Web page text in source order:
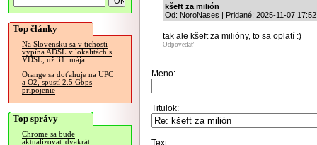
Top články
Na Slovensku sa v tichosti
vypína ADSL v lokalitách s
VDSL, už 31. mája
Orange sa doťahuje na UPC
a O2, spustí 2.5 Gbps
pripojenie
Top správy
Chrome sa bude
aktualizovať dvakrát
kšeft za milión
Od: NoroNases | Pridané: 2025-11-07
tak ale kšeft za milióny, to sa oplatí :)
Odpovedať
Meno:
Titulok:
Text: